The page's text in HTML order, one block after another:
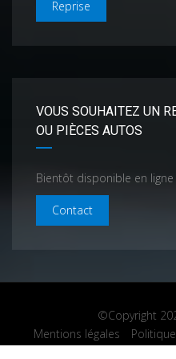
Reprise
VOUS SOUHAITEZ UN
OU PIÈCES AUTOS
Bientôt disponible en ligne
Contact
©Copyright
Mentions légales